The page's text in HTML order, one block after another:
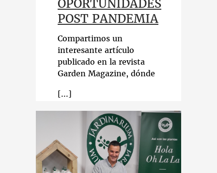
OPORTUNIDADES
POST PANDEMIA
Compartimos un
interesante artículo
publicado en la revista
Garden Magazine, dónde
Javier Gil-Vernet, hace una
extensa reflexión sobre los
retos y las oportunidades
que nos ha dejado la post
pandemia en el sector de la
Jardinería y la Decoración.
Podéis leer el artículo